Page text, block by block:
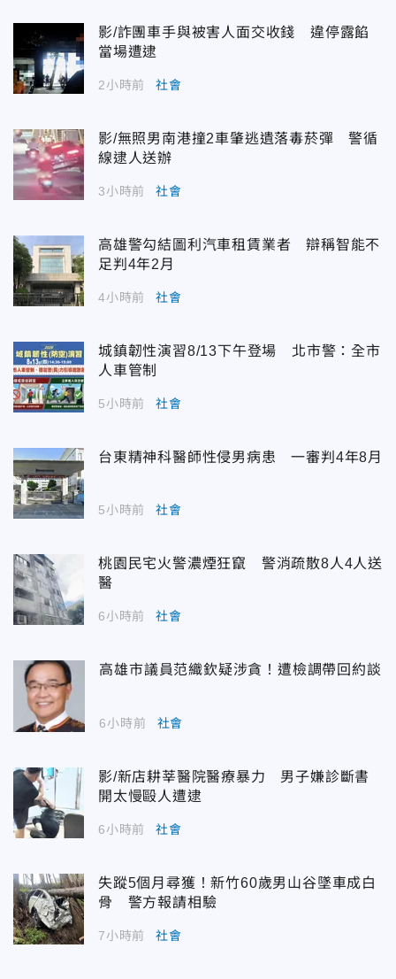
影/詐團車手與被害人面交收錢 違停露餡
當場遭逮
2小時前 社會
影/無照男南港撞2車肇逃遺落毒菸彈 警循
線逮人送辦
3小時前 社會
高雄警勾結圖利汽車租賃業者 辯稱智能不
足判4年2月
4小時前 社會
城鎮韌性演習8/13下午登場 北市警：全市
人車管制
5小時前 社會
台東精神科醫師性侵男病患 一審判4年8月
5小時前 社會
桃園民宅火警濃煙狂竄 警消疏散8人4人送
醫
6小時前 社會
高雄市議員范織欽疑涉貪！遭檢調帶回約談
6小時前 社會
影/新店耕莘醫院醫療暴力 男子嫌診斷書
開太慢毆人遭逮
6小時前 社會
失蹤5個月尋獲！新竹60歲男山谷墜車成白
骨 警方報請相驗
7小時前 社會